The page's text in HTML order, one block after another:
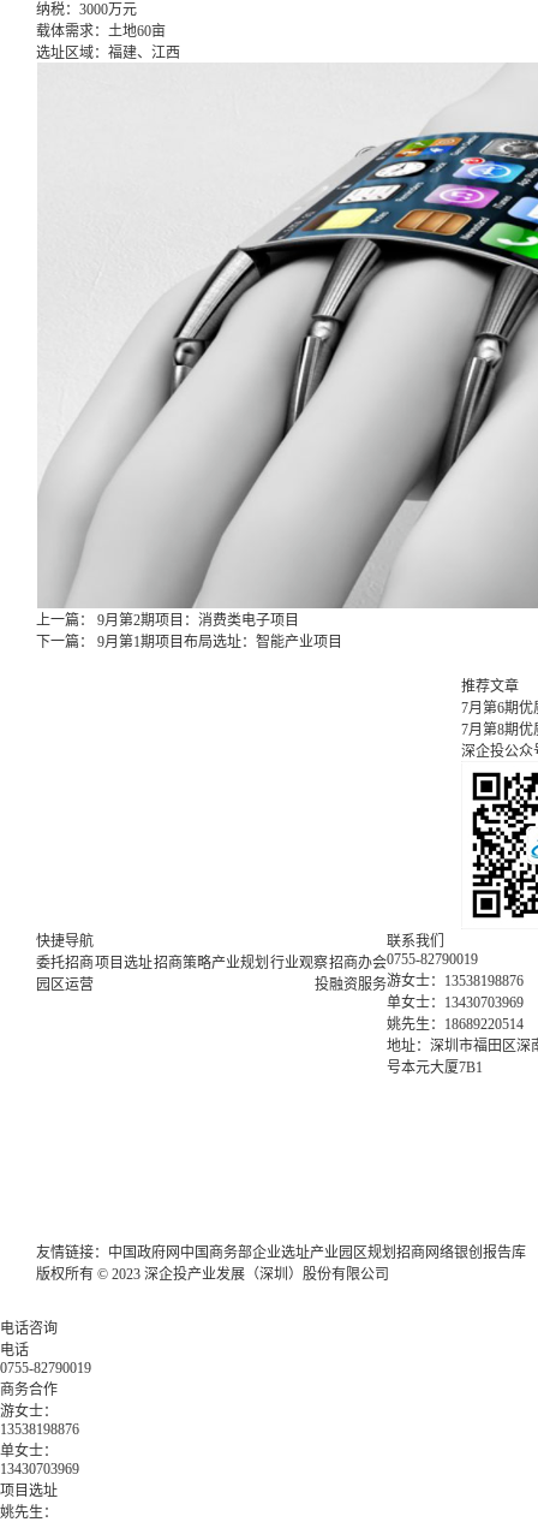
纳税： 3000万元
载体需求： 土地60亩
选址区域： 福建、江西
上一篇： 9月第2期项目：消费类电子项目
下一篇： 9月第1期项目布局选址：智能产业项目
推荐文章
7月第6期
7月第8期
深企投公众
快捷导航
委托招商项目选址招商策略产业规划 行业观察招商办会
园区运营
投融资服务
联系我们
0755-82790019
游女士：13538198876
单女士：13430703969
姚先生：18689220514
地址：深圳市福田区深
号本元大厦7B1
友情链接： 中国政府网 中国商务部企业选址产业园区规划 招商网络银创报告库
版权所有 © 2023 深企投产业发展（深圳）股份有限公司
电话咨询
电话
0755-82790019
商务合作
游女士：
13538198876
单女士：
13430703969
项目选址
姚先生：